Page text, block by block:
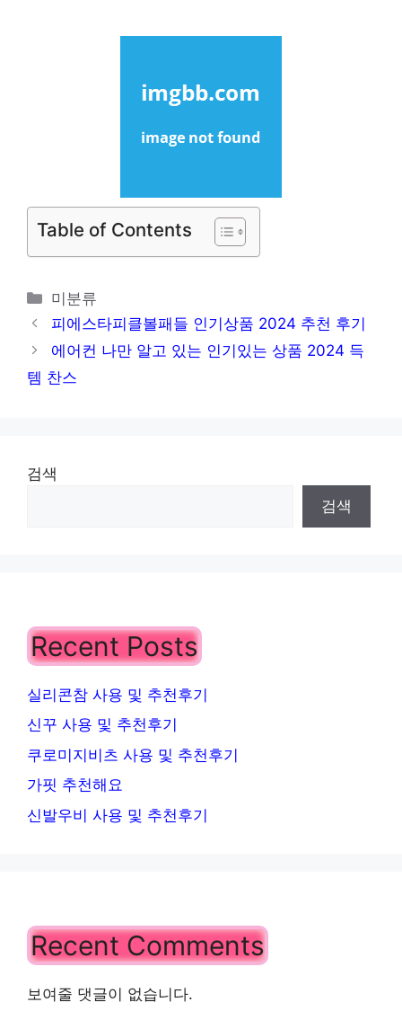
Table of Contents
카
테
고
리
미분류
피에스타피클볼패들 인기상품 2024 추천 후기
에어컨 나만 알고 있는 인기있는 상품 2024 득
템 찬스
검색
검색
Recent Posts
실리콘참 사용 및 추천후기
신꾸 사용 및 추천후기
쿠로미지비츠 사용 및 추천후기
가핏 추천해요
신발우비 사용 및 추천후기
Recent Comments
보여줄 댓글이 없습니다.